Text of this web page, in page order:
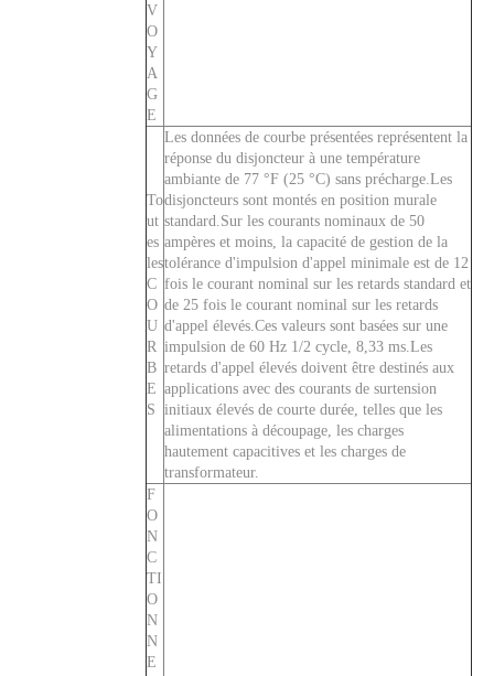
V
O
Y
A
G
E
To
ut
es
les
C
O
U
R
B
E
S
Les données de courbe présentées représentent la
réponse du disjoncteur à une température
ambiante de 77 °F (25 °C) sans précharge.Les
disjoncteurs sont montés en position murale
standard.Sur les courants nominaux de 50
ampères et moins, la capacité de gestion de la
tolérance d'impulsion d'appel minimale est de 12
fois le courant nominal sur les retards standard et
de 25 fois le courant nominal sur les retards
d'appel élevés.Ces valeurs sont basées sur une
impulsion de 60 Hz 1/2 cycle, 8,33 ms.Les
retards d'appel élevés doivent être destinés aux
applications avec des courants de surtension
initiaux élevés de courte durée, telles que les
alimentations à découpage, les charges
hautement capacitives et les charges de
transformateur.
F
O
N
C
TI
O
N
N
E